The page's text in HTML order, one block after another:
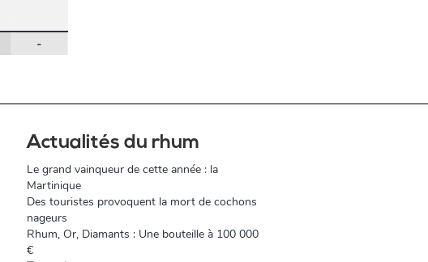
-
Actualités du rhum
Le grand vainqueur de cette année : la
Martinique
Des touristes provoquent la mort de cochons
nageurs
Rhum, Or, Diamants : Une bouteille à 100 000
€